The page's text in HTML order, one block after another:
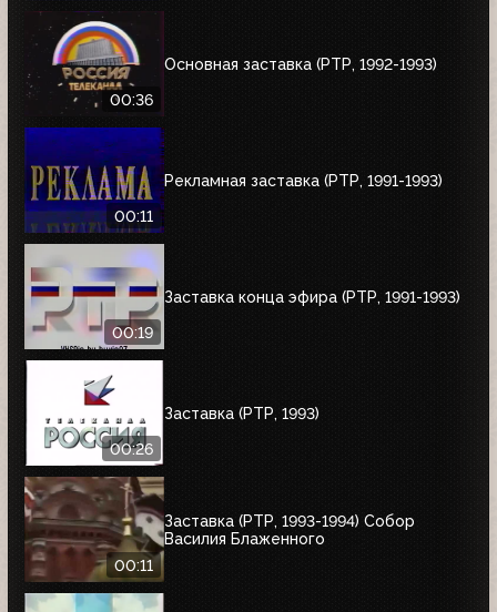
00:36
Основная заставка (РТР, 1992-1993)
00:11
Рекламная заставка (РТР, 1991-1993)
00:19
Заставка конца эфира (РТР, 1991-1993)
00:26
Заставка (РТР, 1993)
00:11
Заставка (РТР, 1993-1994) Собор
Василия Блаженного